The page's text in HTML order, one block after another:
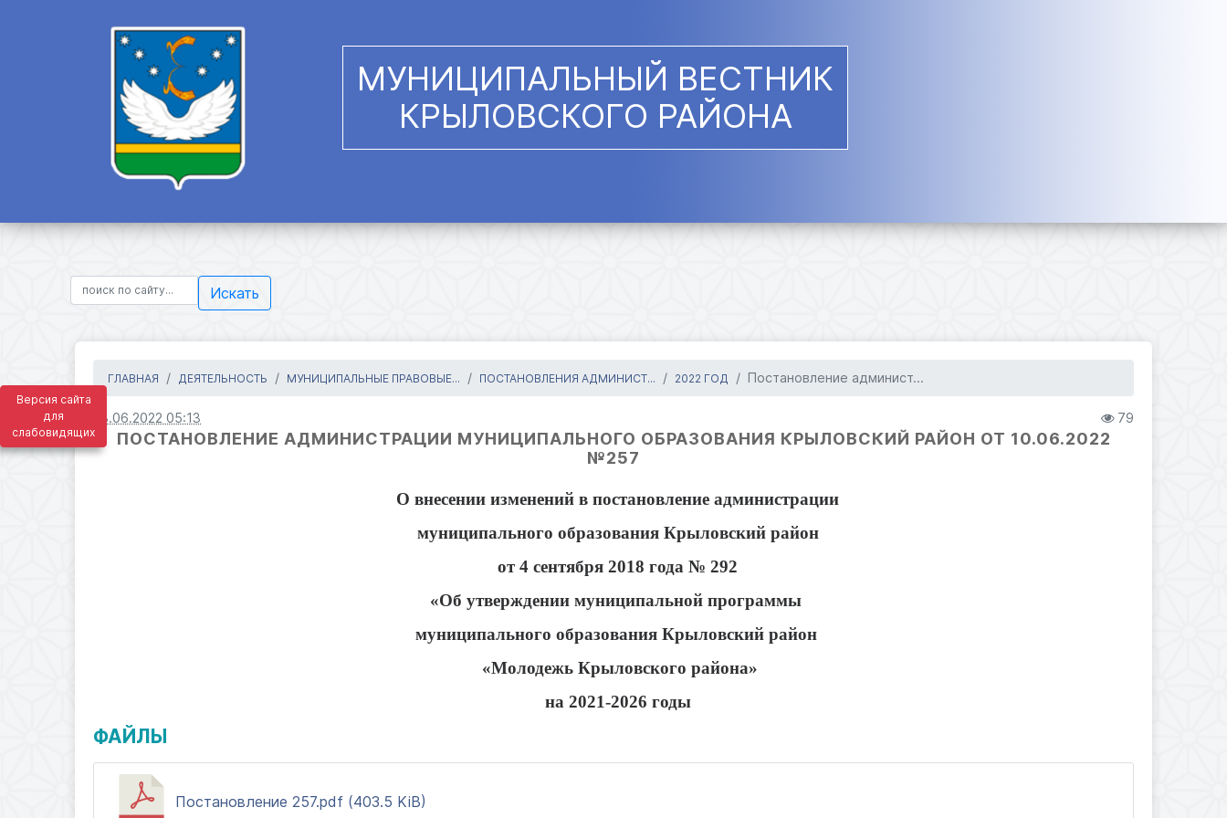
Версия сайта
для
слабовидящих
МУНИЦИПАЛЬНЫЙ ВЕСТНИК
КРЫЛОВСКОГО РАЙОНА
Искать
ГЛАВНАЯ ДЕЯТЕЛЬНОСТЬ МУНИЦИПАЛЬНЫЕ ПРАВОВЫЕ... ПОСТАНОВЛЕНИЯ АДМИНИСТ... 2022 ГОД Постановление админист...
23.06.2022 05:13 79
ПОСТАНОВЛЕНИЕ АДМИНИСТРАЦИИ МУНИЦИПАЛЬНОГО ОБРАЗОВАНИЯ КРЫЛОВСКИЙ РАЙОН ОТ 10.06.2022
№257
О внесении изменений в постановление администрации
муниципального образования Крыловский район
от 4 сентября 2018 года № 292
«Об утверждении муниципальной программы
муниципального образования Крыловский район
«Молодежь Крыловского района»
на 2021-2026 годы
ФАЙЛЫ
Постановление 257.pdf (403.5 KiB)